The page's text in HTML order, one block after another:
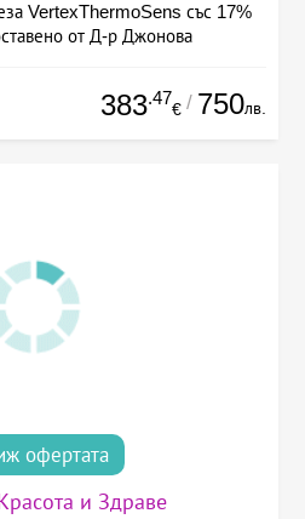
VertexThermoSens със 17%
от Д-р Джонова
383.47
€ / 750лв.
офертата
Красота и Здраве